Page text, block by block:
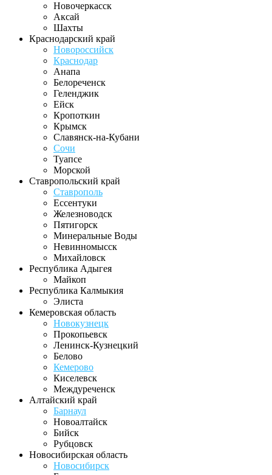
Новочеркасск
Аксай
Шахты
Краснодарский край
Новороссийск
Краснодар
Анапа
Белореченск
Геленджик
Ейск
Кропоткин
Крымск
Славянск-на-Кубани
Сочи
Туапсе
Морской
Ставропольский край
Ставрополь
Ессентуки
Железноводск
Пятигорск
Минеральные Воды
Невинномысск
Михайловск
Республика Адыгея
Майкоп
Республика Калмыкия
Элиста
Кемеровская область
Новокузнецк
Прокопьевск
Ленинск-Кузнецкий
Белово
Кемерово
Киселевск
Междуреченск
Алтайский край
Барнаул
Новоалтайск
Бийск
Рубцовск
Новосибирская область
Новосибирск